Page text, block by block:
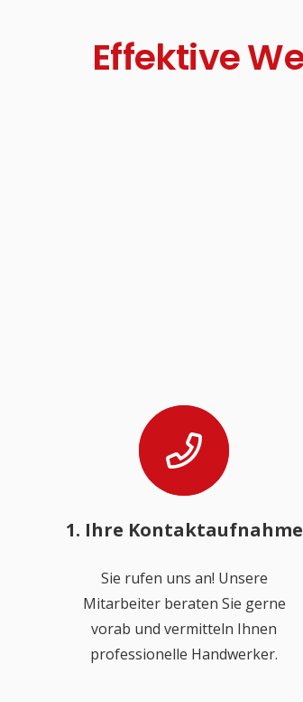
Effektive
1. Ihre Kontaktaufnahme
Sie rufen uns an! Unsere
Mitarbeiter beraten Sie gerne
vorab und vermitteln Ihnen
professionelle Handwerker.